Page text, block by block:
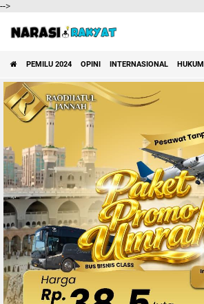
-->
PEMILU 2024 OPINI INTERNASIONAL HUKUM